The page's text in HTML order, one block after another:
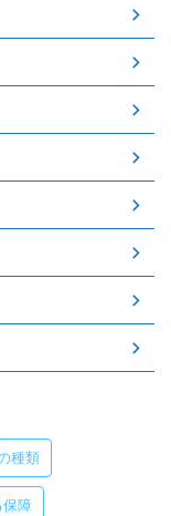
種類
保障